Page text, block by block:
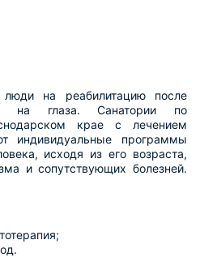
на реабилитацию после
на глаза. Санатории по
крае с лечением
индивидуальные программы
исходя из его возраста,
и сопутствующих болезней.